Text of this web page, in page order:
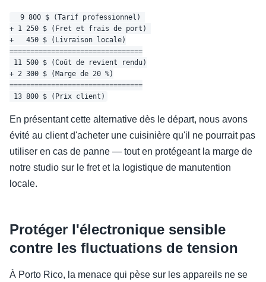
  9 800 $ (Tarif professionnel)
+ 1 250 $ (Fret et frais de port)
+   450 $ (Livraison locale)
================================
11 500 $ (Coût de revient rendu)
+ 2 300 $ (Marge de 20 %)
================================
En présentant cette alternative dès le départ, nous avons
évité au client d'acheter une cuisinière qu'il ne pourrait pas
utiliser en cas de panne — tout en protégeant la marge de
notre studio sur le fret et la logistique de manutention
locale.
Protéger l'électronique sensible
contre les fluctuations de tension
À Porto Rico, la menace qui pèse sur les appareils ne se